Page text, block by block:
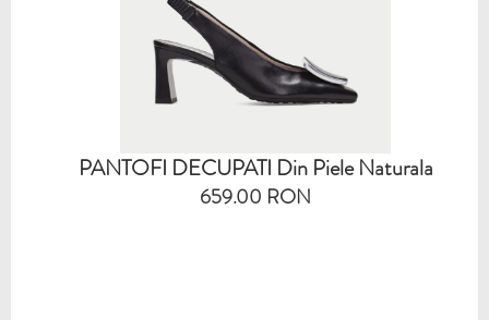
PANTOFI DECUPATI Din Piele Naturala
659.00 RON